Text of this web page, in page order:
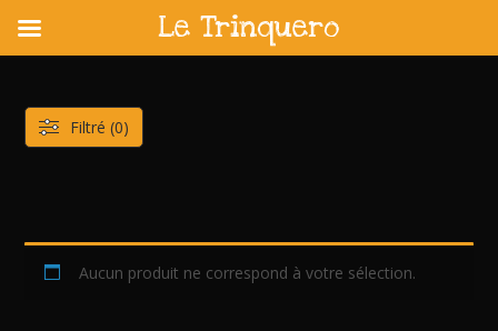
content
Aucun produit ne correspond à votre sélection.
Filtré (0)
Le Trinquero